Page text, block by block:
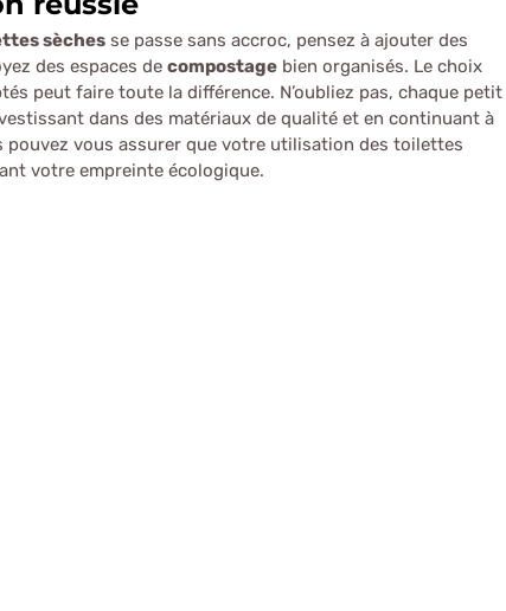
sèches se passe sans accroc, pensez à ajouter des
des espaces de compostage bien organisés. Le choix
peut faire toute la différence. N’oubliez pas, chaque petit
dans des matériaux de qualité et en continuant à
vous assurer que votre utilisation des toilettes
votre empreinte écologique.